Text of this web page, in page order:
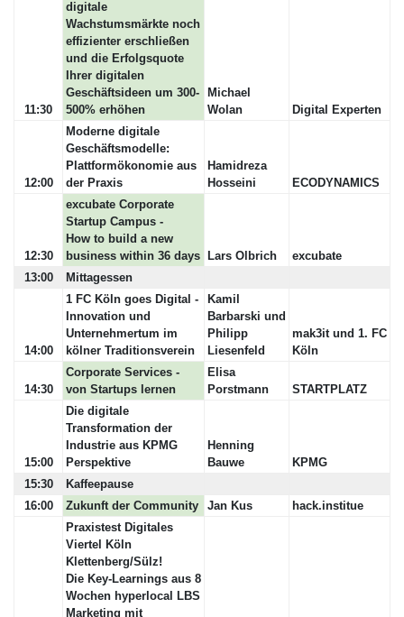
11:30
digitale
Wachstumsmärkte noch
effizienter erschließen
und die Erfolgsquote
Ihrer digitalen
Geschäftsideen um 300-
500% erhöhen
Michael
Wolan
Digital Experten
12:00
Moderne digitale
Geschäftsmodelle:
Plattformökonomie aus
der Praxis
Hamidreza
Hosseini
ECODYNAMICS
12:30
excubate Corporate
Startup Campus -
How to build a new
business within 36 days
Lars Olbrich
excubate
13:00
Mittagessen
14:00
1 FC Köln goes Digital -
Innovation und
Unternehmertum im
kölner Traditionsverein
Kamil
Barbarski und
Philipp
Liesenfeld
mak3it und 1. FC
Köln
14:30
Corporate Services -
von Startups lernen
Elisa
Porstmann
STARTPLATZ
15:00
Die digitale
Transformation der
Industrie aus KPMG
Perspektive
Henning
Bauwe
KPMG
15:30
Kaffeepause
16:00
Zukunft der Community Jan Kus
hack.institue
Praxistest Digitales
Viertel Köln
Klettenberg/Sülz!
Die Key-Learnings aus 8
Wochen hyperlocal LBS
Marketing mit